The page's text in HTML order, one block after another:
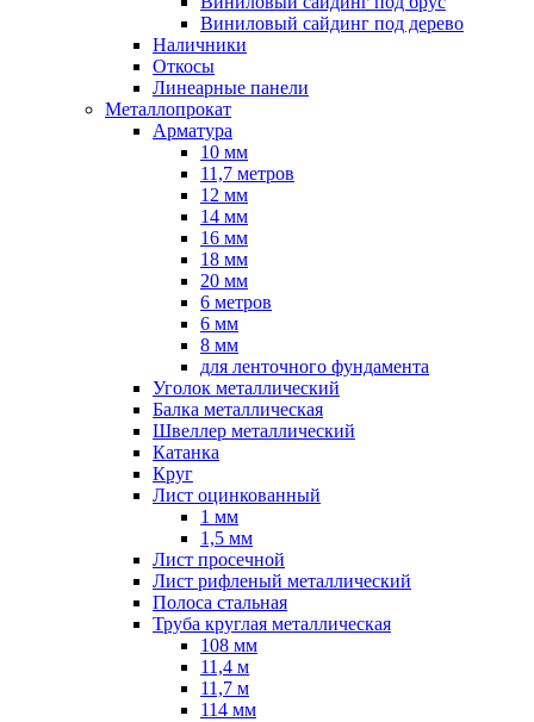
Виниловый сайдинг под дерево
Наличники
Откосы
Линеарные панели
Металлопрокат
Арматура
10 мм
11,7 метров
12 мм
14 мм
16 мм
18 мм
20 мм
6 метров
6 мм
8 мм
для ленточного фундамента
Уголок металлический
Балка металлическая
Швеллер металлический
Катанка
Круг
Лист оцинкованный
1 мм
1,5 мм
Лист просечной
Лист рифленый металлический
Полоса стальная
Труба круглая металлическая
108 мм
11,4 м
11,7 м
114 мм